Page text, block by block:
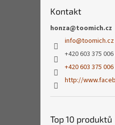
Kontakt
honza@toomich.cz
info@toomich.cz
+420 603 375
+420 603 375 006
http://
Top 10 produktů